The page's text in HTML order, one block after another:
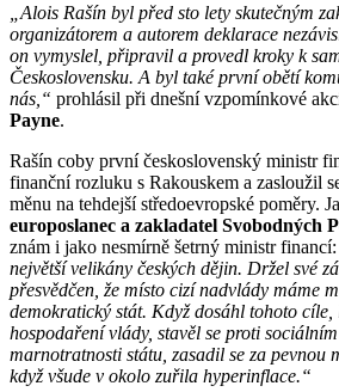
„Alois Rašín byl před sto lety skutečným
organizátorem a autorem deklarace
on vymyslel, připravil a provedl kroky k
Československu. A byl také první obětí
nás,“ prohlásil při dnešní vzpomínkové
Payne.
Rašín coby první československý ministr
finanční rozluku s Rakouskem a zasloužil
měnu na tehdejší středoevropské poměry.
europoslanec a zakladatel Svobodných
znám i jako nesmírně šetrný ministr financí:
největší velikány českých dějin. Držel své
přesvědčen, že místo cizí nadvlády máme
demokratický stát. Když dosáhl tohoto cíle,
hospodaření vlády, stavěl se proti
marnotratnosti státu, zasadil se za pevnou
když všude v okolo zuřila hyperinflace.“